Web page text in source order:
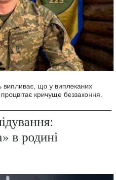
випливає, що у виплеканих
кричуще беззаконня.
в родині